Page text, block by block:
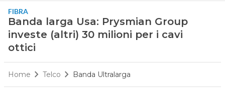
FIBRA
Banda larga Usa: Prysmian Group
investe (altri) 30 milioni per i cavi
ottici
Home Telco Banda Ultralarga